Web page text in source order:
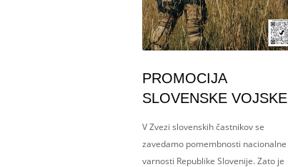
PROMOCIJA
SLOVENSKE VOJSKE
V Zvezi slovenskih častnikov se
zavedamo pomembnosti nacionalne
varnosti Republike Slovenije. Zato je